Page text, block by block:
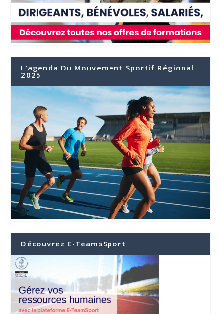
L’agenda Du Mouvement Sportif Régional
2025
Découvrez E-TeamsSport